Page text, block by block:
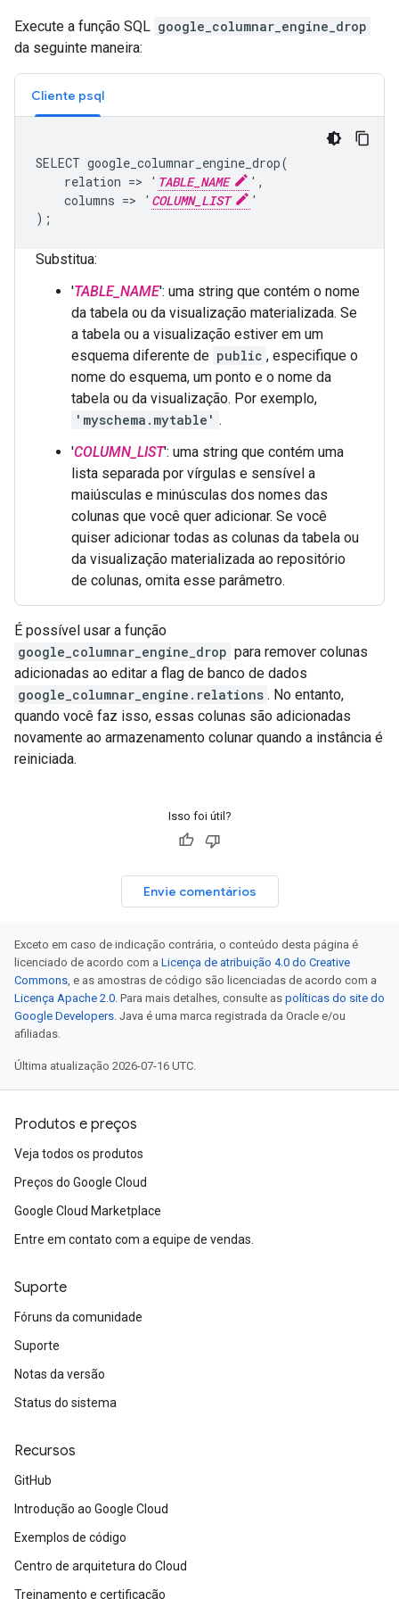
Execute a função SQL google_columnar_engine_drop
da seguinte maneira:
Cliente psql
SELECT google_columnar_engine_drop(
    relation => '
TABLE_NAME
',
    columns => '
COLUMN_LIST
'
Substitua:
'TABLE_NAME': uma string que contém o nome
da tabela ou da visualização materializada. Se
a tabela ou a visualização estiver em um
esquema diferente de public , especifique o
nome do esquema, um ponto e o nome da
tabela ou da visualização. Por exemplo,
'myschema.mytable' .
'COLUMN_LIST': uma string que contém uma
lista separada por vírgulas e sensível a
maiúsculas e minúsculas dos nomes das
colunas que você quer adicionar. Se você
quiser adicionar todas as colunas da tabela ou
da visualização materializada ao repositório
de colunas, omita esse parâmetro.
É possível usar a função
google_columnar_engine_drop para remover colunas
adicionadas ao editar a flag de banco de dados
google_columnar_engine.relations . No entanto,
quando você faz isso, essas colunas são adicionadas
novamente ao armazenamento colunar quando a instância é
reiniciada.
Isso foi útil?
Envie comentários
Exceto em caso de indicação contrária, o conteúdo desta página é
licenciado de acordo com a Licença de atribuição 4.0 do Creative
Commons, e as amostras de código são licenciadas de acordo com a
Licença Apache 2.0. Para mais detalhes, consulte as políticas do site do
Google Developers. Java é uma marca registrada da Oracle e/ou
afiliadas.
Última atualização 2026-07-16 UTC.
Produtos e preços
Veja todos os produtos
Preços do Google Cloud
Google Cloud Marketplace
Entre em contato com a equipe de vendas.
Suporte
Fóruns da comunidade
Suporte
Notas da versão
Status do sistema
Recursos
GitHub
Introdução ao Google Cloud
Exemplos de código
Centro de arquitetura do Cloud
Treinamento e certificação